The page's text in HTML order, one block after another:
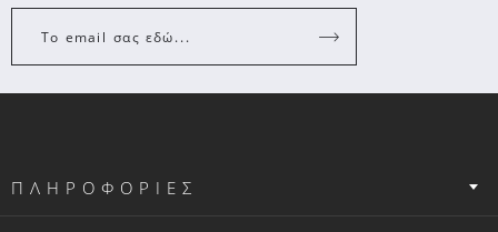
Το email σας εδώ...
ΠΛΗΡΟΦΟΡΙΕΣ